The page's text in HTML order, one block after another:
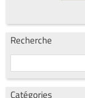
Recherche
Catégories